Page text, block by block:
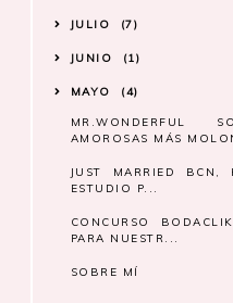
JULIO 7
JUNIO 1
MAYO 4
MR.WONDERFUL
AMOROSAS MÁS
JUST MARRIED
ESTUDIO P...
CONCURSO
PARA NUESTR...
SOBRE MÍ